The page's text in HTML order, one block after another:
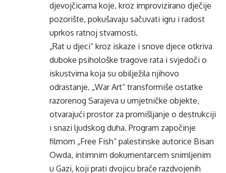
djevojčicama koje, kroz improvizirano dječije
pozorište, pokušavaju sačuvati igru i radost
uprkos ratnoj stvarnosti.
„Rat u djeci“ kroz iskaze i snove djece otkriva
duboke psihološke tragove rata i svjedoči o
iskustvima koja su obilježila njihovo
odrastanje. „War Art“ transformiše ostatke
razorenog Sarajeva u umjetničke objekte,
otvarajući prostor za promišljanje o destrukciji
i snazi ljudskog duha. Program započinje
filmom „Free Fish“ palestinske autorice Bisan
Owda, intimnim dokumentarcem snimljenim
u Gazi, koji prati dvojicu braće razdvojenih